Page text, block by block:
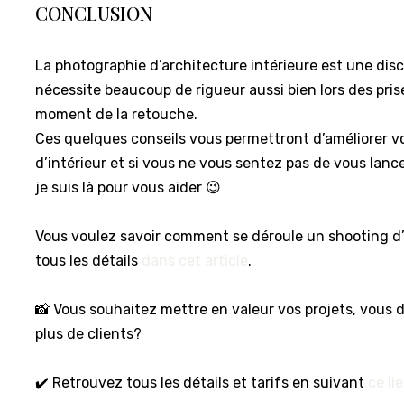
CONCLUSION
La photographie d’architecture intérieure est une
nécessite beaucoup de rigueur aussi bien lors des
moment de la retouche.
Ces quelques conseils vous permettront d’améliorer
d’intérieur et si vous ne vous sentez pas de vous
je suis là pour vous aider 😉
Vous voulez savoir comment se déroule un shooting
tous les détails
.
📸 Vous souhaitez mettre en valeur vos projets, vous
plus de clients?
✔️ Retrouvez tous les détails et tarifs en suivant